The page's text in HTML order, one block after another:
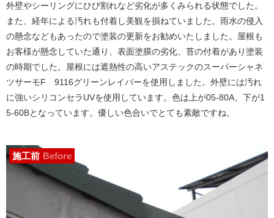
外壁やシーリングにひび割れなど劣化が多くみられる状態でした。
また、経年による汚れも付着し美観を損ねていました。雨水の侵入
の懸念などもあったので塗装の更新をお勧めいたしました。屋根も
お客様が懸念していた通り、表面塗膜の劣化、苔の付着があり塗装
の時期でした。屋根には遮熱性の高いアステックのスーパーシャネ
ツサーモF 9116グリーンレイバーを使用しました。外壁には汚れ
に強いシリコンセラUVを使用しています。色は上が05-80A、下が1
5-60Bとなっています。優しい色合いでとても素敵ですね。
施工前 Before